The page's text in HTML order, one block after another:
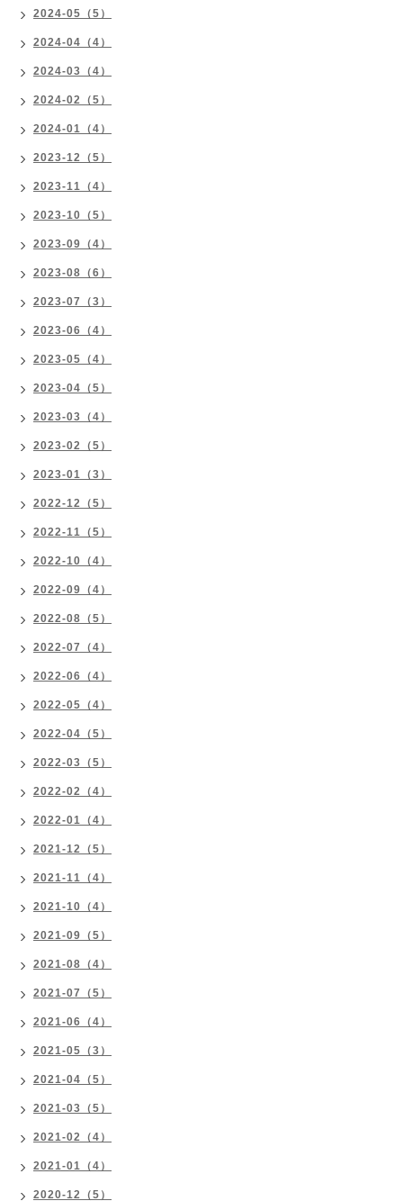
2024-05（5）
2024-04（4）
2024-03（4）
2024-02（5）
2024-01（4）
2023-12（5）
2023-11（4）
2023-10（5）
2023-09（4）
2023-08（6）
2023-07（3）
2023-06（4）
2023-05（4）
2023-04（5）
2023-03（4）
2023-02（5）
2023-01（3）
2022-12（5）
2022-11（5）
2022-10（4）
2022-09（4）
2022-08（5）
2022-07（4）
2022-06（4）
2022-05（4）
2022-04（5）
2022-03（5）
2022-02（4）
2022-01（4）
2021-12（5）
2021-11（4）
2021-10（4）
2021-09（5）
2021-08（4）
2021-07（5）
2021-06（4）
2021-05（3）
2021-04（5）
2021-03（5）
2021-02（4）
2021-01（4）
2020-12（5）